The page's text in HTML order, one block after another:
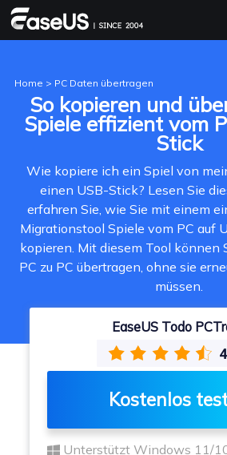
Home > PC Daten übertragen
So kopieren und
Spiele effizient vom
Stick
Wie kopiere ich ein Spiel von
einen USB-Stick? Lesen Sie
erfahren Sie, wie Sie mit einem
Migrationstool Spiele vom PC auf
kopieren. Mit diesem Tool können
PC zu PC übertragen, ohne sie
müssen.
EaseUS Todo
Kostenlos
Unterstützt Windows 11/